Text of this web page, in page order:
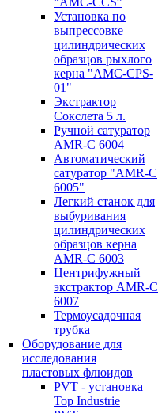
Установка по
выпресcовке
цилиндрических
образцов рыхлого
керна "AMC-CPS-
01"
Экстрактор
Сокслета 5 л.
Ручной сатуратор
AMR-C 6004
Автоматический
сатуратор "AMR-C
6005"
Легкий станок для
выбуривания
цилиндрических
образцов керна
AMR-C 6003
Центрифужный
экстрактор AMR-C
6007
Термоусадочная
трубка
Оборудование для
исследования
пластовых флюидов
PVT - установка
Top Industrie